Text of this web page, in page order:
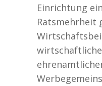
Einrichtung
Ratsmehrheit